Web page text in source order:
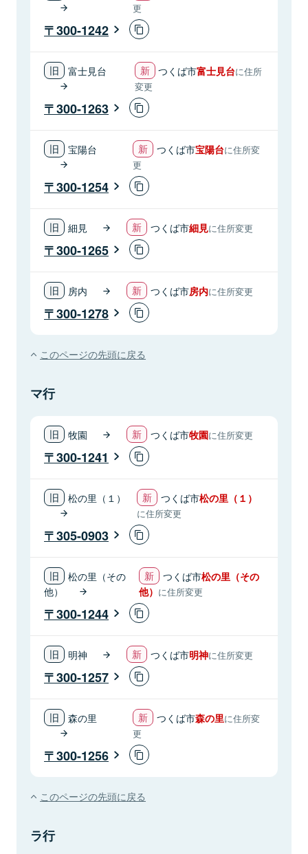
更
300-1242
富士見台 つくば市富士見台に住所
変更
300-1263
宝陽台 つくば市宝陽台に住所変
更
300-1254
細見 つくば市細見に住所変更
300-1265
房内 つくば市房内に住所変更
300-1278
このページの先頭に戻る
マ行
牧園 つくば市牧園に住所変更
300-1241
松の里（１） つくば市松の里（１）
に住所変更
305-0903
松の里（その
他）
つくば市松の里（その
他） に住所変更
300-1244
明神 つくば市明神に住所変更
300-1257
森の里 つくば市森の里に住所変
更
300-1256
このページの先頭に戻る
ラ行